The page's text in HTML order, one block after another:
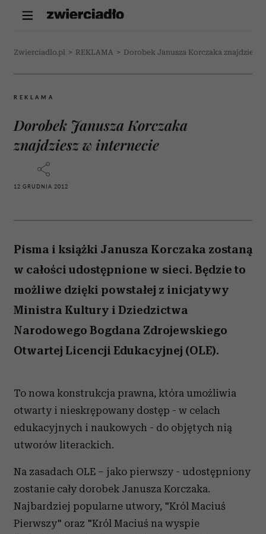
Zwierciadlo.pl > REKLAMA > Dorobek Janusza Korczaka znajdziesz
REKLAMA
Dorobek Janusza Korczaka
znajdziesz w internecie
12 GRUDNIA 2012
Pisma i książki Janusza Korczaka zostaną
w całości udostępnione w sieci. Będzie to
możliwe dzięki powstałej z inicjatywy
Ministra Kultury i Dziedzictwa
Narodowego Bogdana Zdrojewskiego
Otwartej Licencji Edukacyjnej (OLE).
To nowa konstrukcja prawna, która umożliwia
otwarty i nieskrępowany dostęp - w celach
edukacyjnych i naukowych - do objętych nią
utworów literackich.
Na zasadach OLE – jako pierwszy - udostępniony
zostanie cały dorobek Janusza Korczaka.
Najbardziej popularne utwory, "Król Maciuś
Pierwszy" oraz "Król Maciuś na wyspie